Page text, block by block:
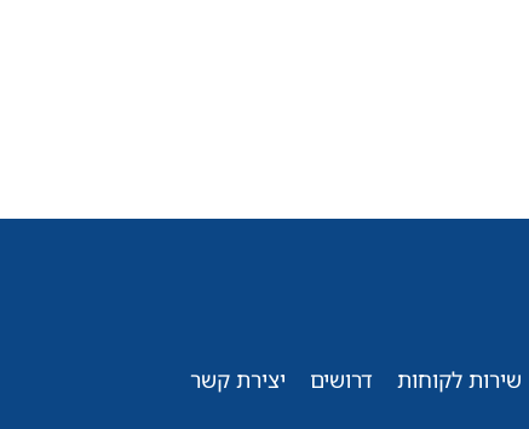
שירות לקוחות דרושים יצירת קשר